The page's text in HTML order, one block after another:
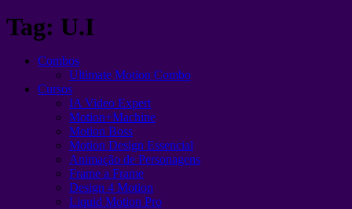
Tag: U.I
Combos
Ultimate Motion Combo
Cursos
IA Video Expert
Motion+Machine
Motion Boss
Motion Design Essencial
Animação de Personagens
Frame a Frame
Design 4 Motion
Liquid Motion Pro